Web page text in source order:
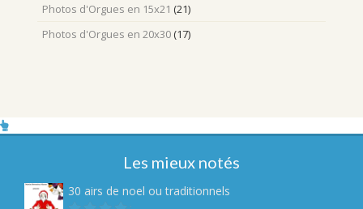
Photos d'Orgues en 15x21 (21)
Photos d'Orgues en 20x30 (17)
Les mieux notés
30 airs de noel ou traditionnels